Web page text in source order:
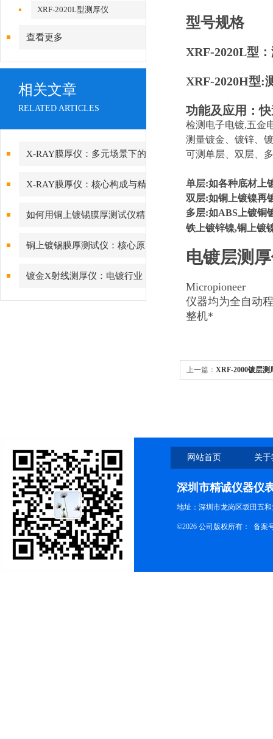
XRF-2020L型测厚仪
查看更多
相关文章
RELATED ARTICLES
X-RAY膜厚仪：多元场景下的
精准检测边界
X-RAY膜厚仪：核心构成与精
密协作的科技密码
如何用铜上镀锡膜厚测试仪精
准管控PCB可焊性镀锡层的厚
铜上镀锡膜厚测试仪：核心原
理与精度差异深度解析
镀金X射线测厚仪：电镀行业
品质管控的“火眼金睛”
型号规格
XRF-2020L型
XRF-2020H型:
功能及应用：
检测电子电镀,五金
测量镀金、镀锌、
可测单层、双层、
单层:如各种底材上
双层:如铜上镀镍再
多层:如ABS上镀铜
铁上镀锌镍,铜上镀
电镀层测
Micropioneer
仪器均为全自动
整机*
上一篇： XRF-2000镀层
网站首页 关
深圳市精诚仪器仪
地址：深圳市龙岗区坂田五
©2026 公司版权所有： 备案